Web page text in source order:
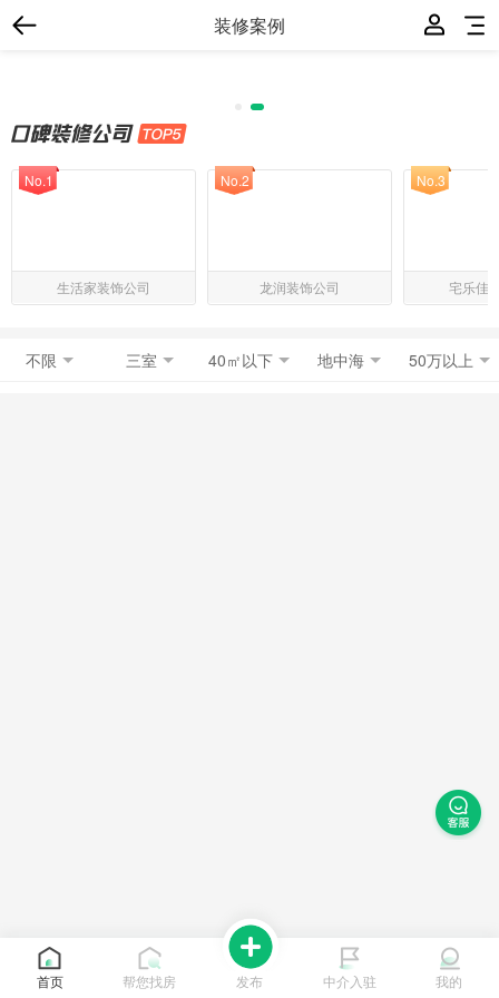
装修案例
生活家装饰公司
No.1
龙润装饰公司
No.2
宅乐佳
No.3
不限 三室 40㎡以下 地中海 50万以上
首页 帮您找房 发布 中介入驻 我的